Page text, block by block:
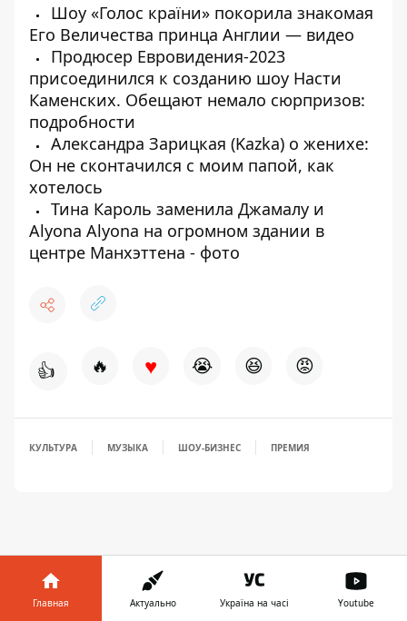
Шоу «Голос країни» покорила знакомая
Его Величества принца Англии — видео
Продюсер Евровидения-2023
присоединился к созданию шоу Насти
Каменских. Обещают немало сюрпризов:
подробности
Александра Зарицкая (Kazka) о женихе:
Он не сконтачился с моим папой, как
хотелось
Тина Кароль заменила Джамалу и
Alyona Alyona на огромном здании в
центре Манхэттена - фото
👍 🔥 ♥ 😭 😆 😡
КУЛЬТУРА МУЗЫКА ШОУ-БИЗНЕС ПРЕМИЯ
ПРЕДЛОЖИТЬ НОВОСТЬ
Главная Актуально Україна на часі Youtube